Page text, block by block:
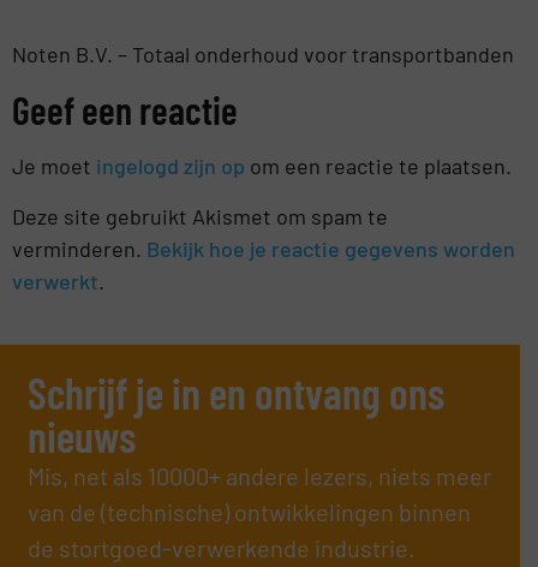
Noten B.V. – Totaal onderhoud voor transportbanden
Geef een reactie
Je moet ingelogd zijn op om een reactie te plaatsen.
Deze site gebruikt Akismet om spam te
verminderen. Bekijk hoe je reactie gegevens worden
verwerkt.
Schrijf je in en ontvang ons
nieuws
Mis, net als 10000+ andere lezers, niets meer
van de (technische) ontwikkelingen binnen
de stortgoed-verwerkende industrie.